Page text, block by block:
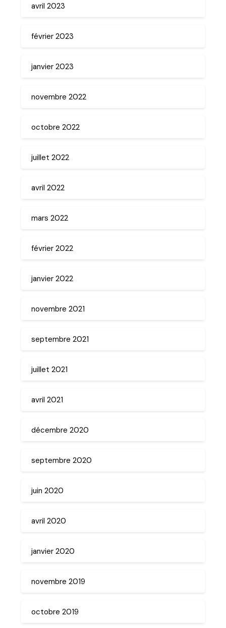
avril 2023
février 2023
janvier 2023
novembre 2022
octobre 2022
juillet 2022
avril 2022
mars 2022
février 2022
janvier 2022
novembre 2021
septembre 2021
juillet 2021
avril 2021
décembre 2020
septembre 2020
juin 2020
avril 2020
janvier 2020
novembre 2019
octobre 2019